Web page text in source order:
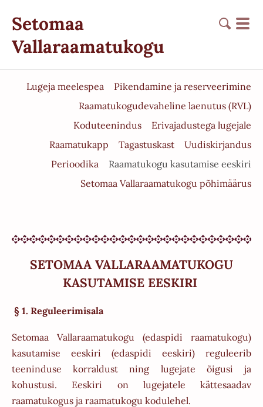
Setomaa
Vallaraamatukogu
Lugeja meelespea
Pikendamine ja reserveerimine
Raamatukogudevaheline laenutus (RVL)
Koduteenindus
Erivajadustega lugejale
Raamatukapp
Tagastuskast
Uudiskirjandus
Perioodika
Raamatukogu kasutamise eeskiri
Setomaa Vallaraamatukogu põhimäärus
SETOMAA VALLARAAMATUKOGU
KASUTAMISE EESKIRI
§ 1. Reguleerimisala
Setomaa Vallaraamatukogu (edaspidi raamatukogu)
kasutamise eeskiri (edaspidi eeskiri) reguleerib
teeninduse korraldust ning lugejate õigusi ja
kohustusi. Eeskiri on lugejatele kättesaadav
raamatukogus ja raamatukogu kodulehel.